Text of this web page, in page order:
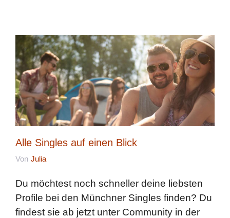
Alle Singles auf einen Blick
Von Julia
Du möchtest noch schneller deine liebsten
Profile bei den Münchner Singles finden? Du
findest sie ab jetzt unter Community in der